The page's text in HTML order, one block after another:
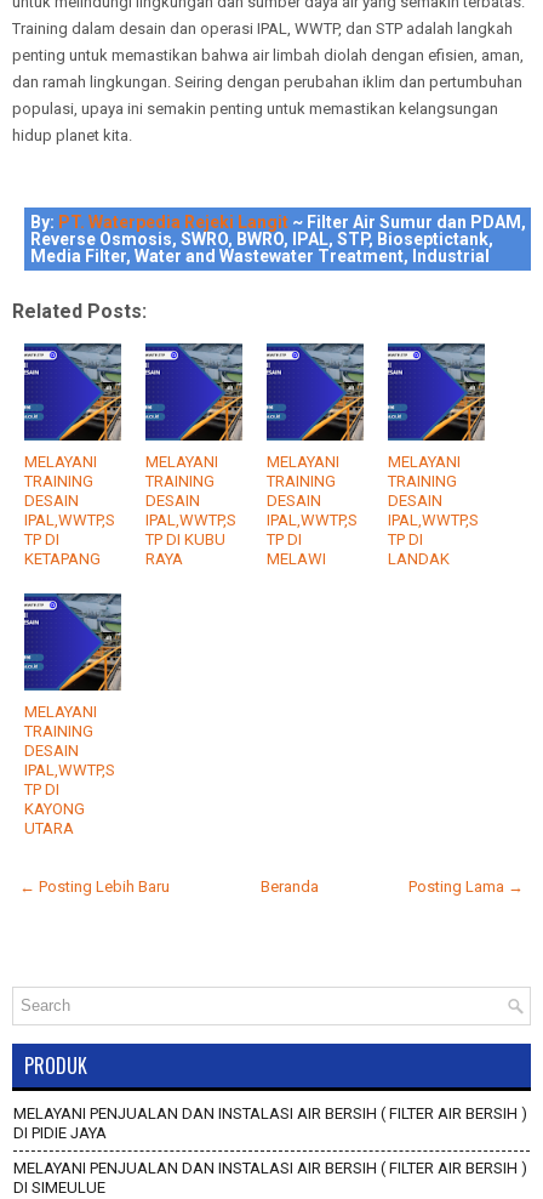
Training dalam desain dan operasi IPAL, WWTP, dan STP adalah langkah
penting untuk memastikan bahwa air limbah diolah dengan efisien, aman,
dan ramah lingkungan. Seiring dengan perubahan iklim dan pertumbuhan
populasi, upaya ini semakin penting untuk memastikan kelangsungan
hidup planet kita.
By: PT. Waterpedia Rejeki Langit ~ Filter Air Sumur dan PDAM,
Reverse Osmosis, SWRO, BWRO, IPAL, STP, Bioseptictank,
Media Filter, Water and Wastewater Treatment, Industrial
Related Posts:
MELAYANI
TRAINING
DESAIN
IPAL,WWTP,S
TP DI
KETAPANG
MELAYANI
TRAINING
DESAIN
IPAL,WWTP,S
TP DI KUBU
RAYA
MELAYANI
TRAINING
DESAIN
IPAL,WWTP,S
TP DI
MELAWI
MELAYANI
TRAINING
DESAIN
IPAL,WWTP,S
TP DI
LANDAK
MELAYANI
TRAINING
DESAIN
IPAL,WWTP,S
TP DI
KAYONG
UTARA
← Posting Lebih Baru Posting Lama →
Beranda
PRODUK
MELAYANI PENJUALAN DAN INSTALASI AIR BERSIH ( FILTER AIR BERSIH )
DI PIDIE JAYA
MELAYANI PENJUALAN DAN INSTALASI AIR BERSIH ( FILTER AIR BERSIH )
DI SIMEULUE